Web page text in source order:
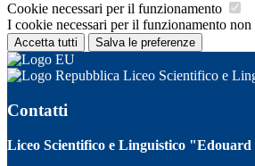
Cookie necessari per il funzionamento
I cookie necessari per il funzionamento
Accetta tutti Salva le preferenze
Liceo Scientifico e
Contatti
Liceo Scientifico e Linguistico